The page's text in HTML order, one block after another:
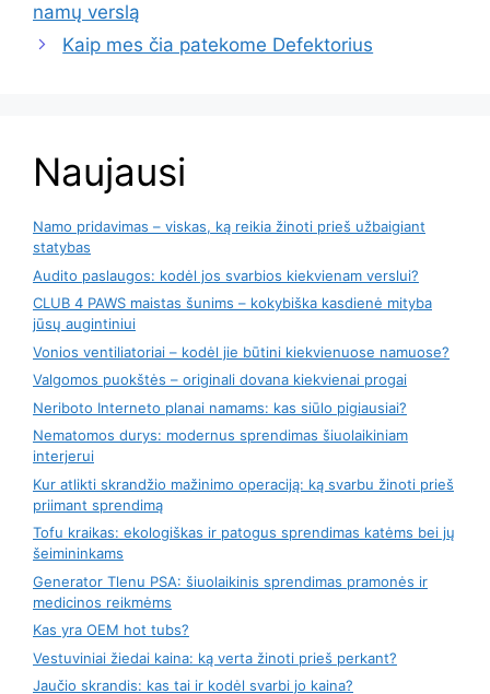
namų verslą
Kaip mes čia patekome Defektorius
Naujausi
Namo pridavimas – viskas, ką reikia žinoti prieš užbaigiant
statybas
Audito paslaugos: kodėl jos svarbios kiekvienam verslui?
CLUB 4 PAWS maistas šunims – kokybiška kasdienė mityba
jūsų augintiniui
Vonios ventiliatoriai – kodėl jie būtini kiekvienuose namuose?
Valgomos puokštės – originali dovana kiekvienai progai
Neriboto Interneto planai namams: kas siūlo pigiausiai?
Nematomos durys: modernus sprendimas šiuolaikiniam
interjerui
Kur atlikti skrandžio mažinimo operaciją: ką svarbu žinoti prieš
priimant sprendimą
Tofu kraikas: ekologiškas ir patogus sprendimas katėms bei jų
šeimininkams
Generator Tlenu PSA: šiuolaikinis sprendimas pramonės ir
medicinos reikmėms
Kas yra OEM hot tubs?
Vestuviniai žiedai kaina: ką verta žinoti prieš perkant?
Jaučio skrandis: kas tai ir kodėl svarbi jo kaina?